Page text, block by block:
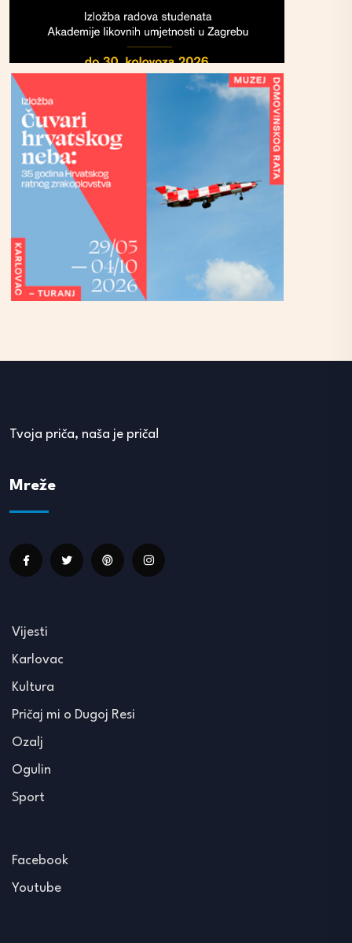
Tvoja priča, naša je priča!
Mreže
Vijesti
Karlovac
Kultura
Pričaj mi o Dugoj Resi
Ozalj
Ogulin
Sport
Facebook
Youtube